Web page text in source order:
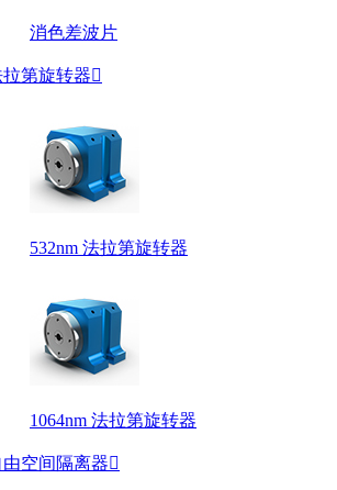
消色差波片
拉第旋转器
532nm 法拉第旋转器
1064nm 法拉第旋转器
由空间隔离器